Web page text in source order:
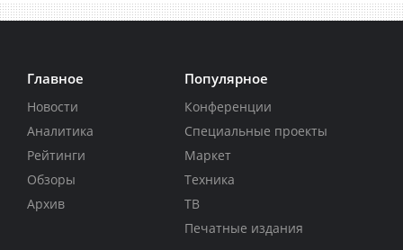
Главное
Новости
Аналитика
Рейтинги
Обзоры
Архив
Популярное
Конференции
Специальные проекты
Маркет
Техника
ТВ
Печатные издания